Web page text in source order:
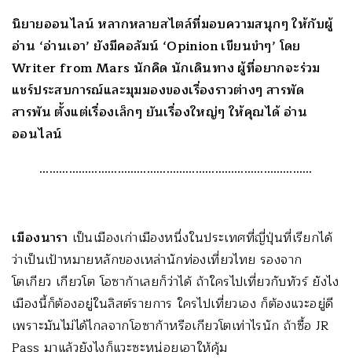
นิยายออนไลน์ หลากหลายสไตล์ที่มอบความสนุกๆ ให้กับผู้
อ่าน ‘อ่านเอา’ ยังมีคอลัมน์ ‘Opinion เขียนขำๆ’ โดย
Writer from Mars นักคิด นักเดินทาง ผู้ที่อยากจะร่วม
แชร์ประสบการณ์และมุมมองของเรื่องราวต่างๆ สารพัด
สารพัน ตั้งแต่เรื่องเล็กๆ ยันเรื่องใหญ่ๆ ให้คุณได้ อ่าน
ออนไลน์
…………………………………………………………………………
เมืองนารา เป็นเมืองเก่าเมืองหนึ่งในประเทศที่ญี่ปุ่นที่เรียกได้
ว่าเป็นเป้าหมายหลักของเหล่านักท่องเที่ยวไทย รองจาก
โตเกียว เกียวโต โอซาก้าเลยก็ว่าได้ ถ้าใครไปเที่ยวกับทัวร์ ยังไง
เมืองนี้ก็ต้องอยู่ในลิสต์รายการ ใครไปเที่ยวเอง ก็ต้องแวะอยู่ดี
เพราะมันไม่ได้ไกลจากโอซาก้าหรือเกียวโตเท่าไรนัก ถ้าซื้อ JR
Pass มาแล้วยังไงก็แวะซะหน่อยเอาให้คุ้ม